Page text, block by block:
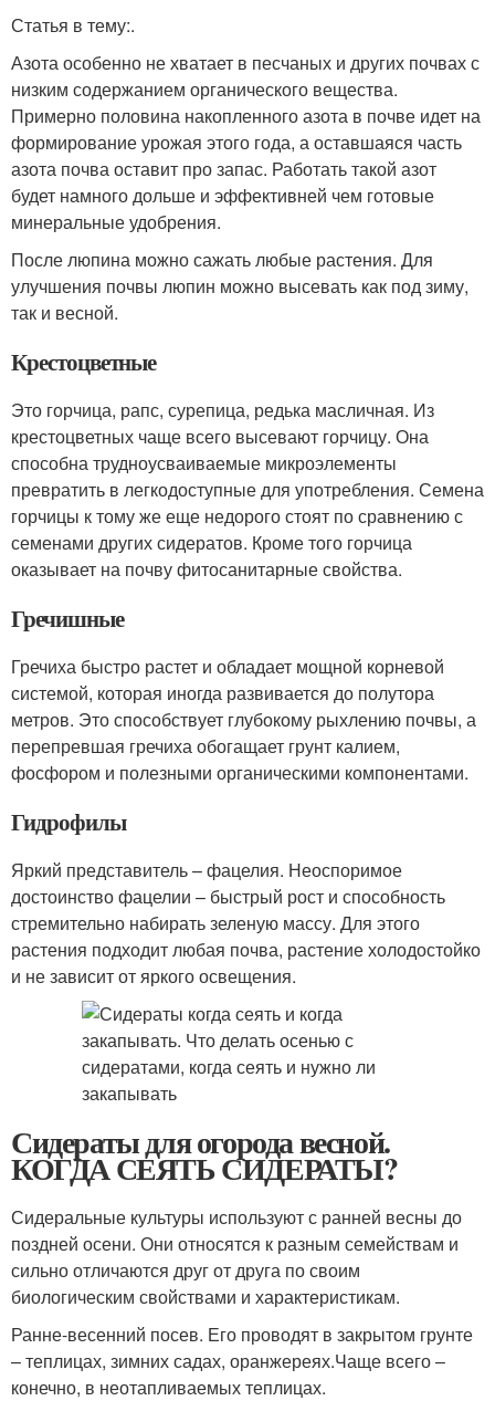
Статья в тему:.
Азота особенно не хватает в песчаных и других почвах с
низким содержанием органического вещества.
Примерно половина накопленного азота в почве идет на
формирование урожая этого года, а оставшаяся часть
азота почва оставит про запас. Работать такой азот
будет намного дольше и эффективней чем готовые
минеральные удобрения.
После люпина можно сажать любые растения. Для
улучшения почвы люпин можно высевать как под зиму,
так и весной.
Крестоцветные
Это горчица, рапс, сурепица, редька масличная. Из
крестоцветных чаще всего высевают горчицу. Она
способна трудноусваиваемые микроэлементы
превратить в легкодоступные для употребления. Семена
горчицы к тому же еще недорого стоят по сравнению с
семенами других сидератов. Кроме того горчица
оказывает на почву фитосанитарные свойства.
Гречишные
Гречиха быстро растет и обладает мощной корневой
системой, которая иногда развивается до полутора
метров. Это способствует глубокому рыхлению почвы, а
перепревшая гречиха обогащает грунт калием,
фосфором и полезными органическими компонентами.
Гидрофилы
Яркий представитель – фацелия. Неоспоримое
достоинство фацелии – быстрый рост и способность
стремительно набирать зеленую массу. Для этого
растения подходит любая почва, растение холодостойко
и не зависит от яркого освещения.
Сидераты для огорода весной.
КОГДА СЕЯТЬ СИДЕРАТЫ?
Сидеральные культуры используют с ранней весны до
поздней осени. Они относятся к разным семействам и
сильно отличаются друг от друга по своим
биологическим свойствами и характеристикам.
Ранне-весенний посев. Его проводят в закрытом грунте
– теплицах, зимних садах, оранжереях.Чаще всего –
конечно, в неотапливаемых теплицах.